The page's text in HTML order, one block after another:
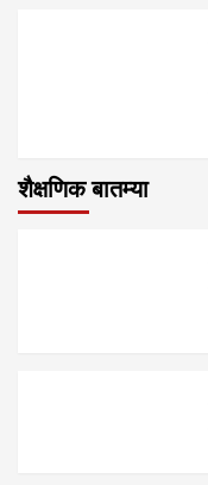
शैक्षणिक बातम्या